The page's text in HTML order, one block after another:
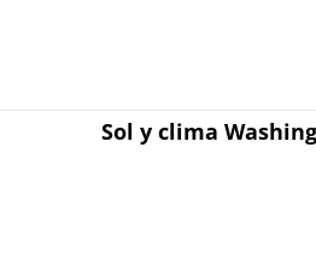
Sol y clima